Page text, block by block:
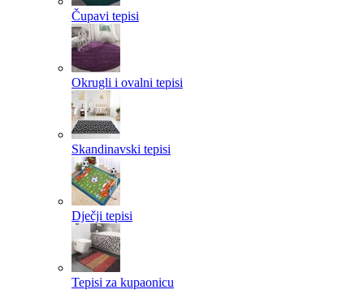
Čupavi tepisi
Okrugli i ovalni tepisi
Skandinavski tepisi
Dječji tepisi
Tepisi za kupaonicu